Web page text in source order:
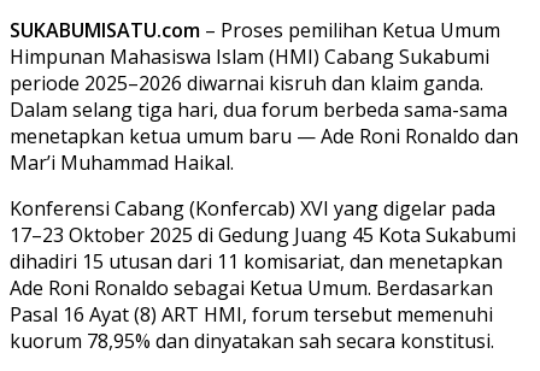
SUKABUMISATU.com – Proses pemilihan Ketua Umum
Himpunan Mahasiswa Islam (HMI) Cabang Sukabumi
periode 2025–2026 diwarnai kisruh dan klaim ganda.
Dalam selang tiga hari, dua forum berbeda sama-sama
menetapkan ketua umum baru — Ade Roni Ronaldo dan
Mar’i Muhammad Haikal.
Konferensi Cabang (Konfercab) XVI yang digelar pada
17–23 Oktober 2025 di Gedung Juang 45 Kota Sukabumi
dihadiri 15 utusan dari 11 komisariat, dan menetapkan
Ade Roni Ronaldo sebagai Ketua Umum. Berdasarkan
Pasal 16 Ayat (8) ART HMI, forum tersebut memenuhi
kuorum 78,95% dan dinyatakan sah secara konstitusi.